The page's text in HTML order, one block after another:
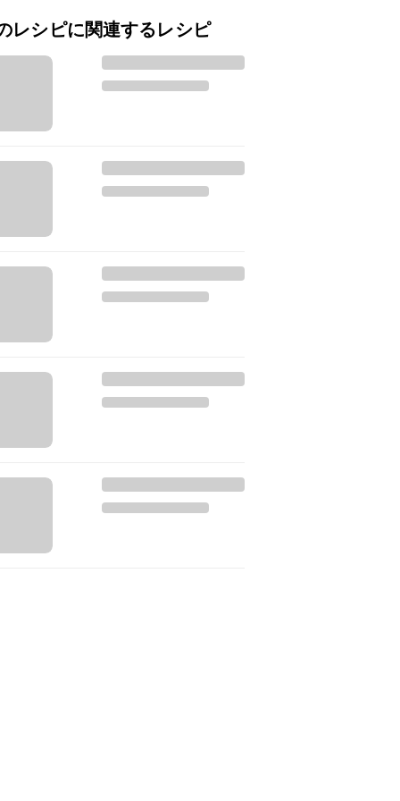
レシピに関連するレシピ